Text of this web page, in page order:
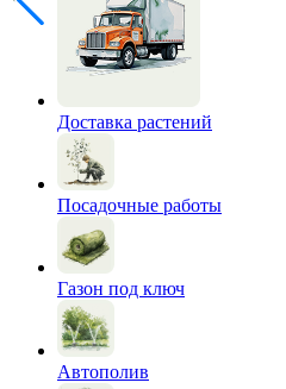
Доставка растений
Посадочные работы
Газон под ключ
Автополив